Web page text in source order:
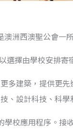
洲西澳聖公會一
選擇由學校安排寄
多建築，提供更
、設計科技、科學
校應用程序。接